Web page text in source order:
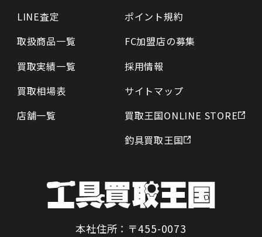
LINE査定
取扱商品一覧
買取実績一覧
買取相場表
店舗一覧
ポイント規約
FC加盟店の募集
採用情報
サイトマップ
買取王国ONLINE STORE
釣具買取王国
本社住所：〒455-0073